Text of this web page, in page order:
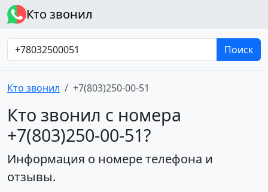
Кто звонил
Поиск
Кто звонил +7(803)250-00-51
Кто звонил с номера
+7(803)250-00-51?
Информация о номере телефона и
отзывы.